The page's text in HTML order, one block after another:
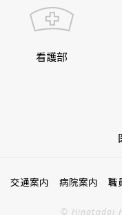
看護部
交通案内 病院案内 職
© Hinatadai